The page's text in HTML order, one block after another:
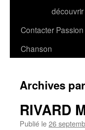
découvrir
Contacter Passion
Chanson
Archives
RIVARD
Publié le26